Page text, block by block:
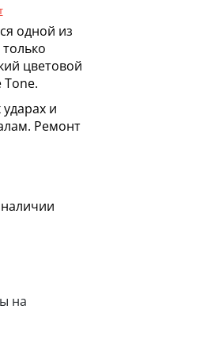
одной из
цветовой
Tone.
и
Ремонт
на